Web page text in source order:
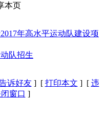
本页
年高水平运动队建设项
队招生
诉好友] [ 打印本文 ] [ 违
窗口 ]